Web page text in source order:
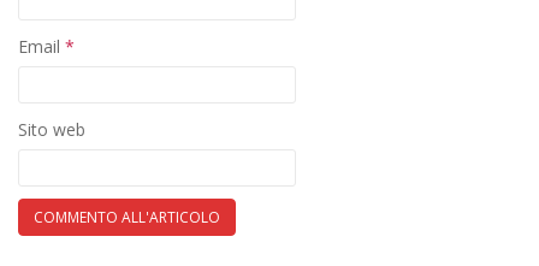
Email *
Sito web